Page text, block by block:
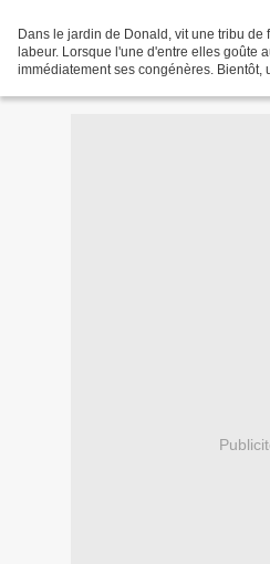
Dans le jardin de Donald, vit une tribu de
labeur. Lorsque l'une d'entre elles goûte
immédiatement ses congénères. Bientôt,